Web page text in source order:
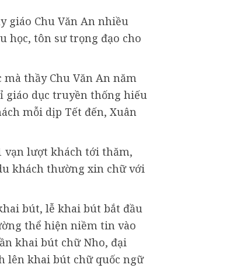
giáo Chu Văn An nhiều
học, tôn sư trọng đạo cho
thầy Chu Văn An năm
giáo dục truyền thống hiếu
mỗi dịp Tết đến, Xuân
vạn lượt khách tới thăm,
khách thường xin chữ với
bút, lễ khai bút bắt đầu
thể hiện niềm tin vào
khai bút chữ Nho, đại
lên khai bút chữ quốc ngữ